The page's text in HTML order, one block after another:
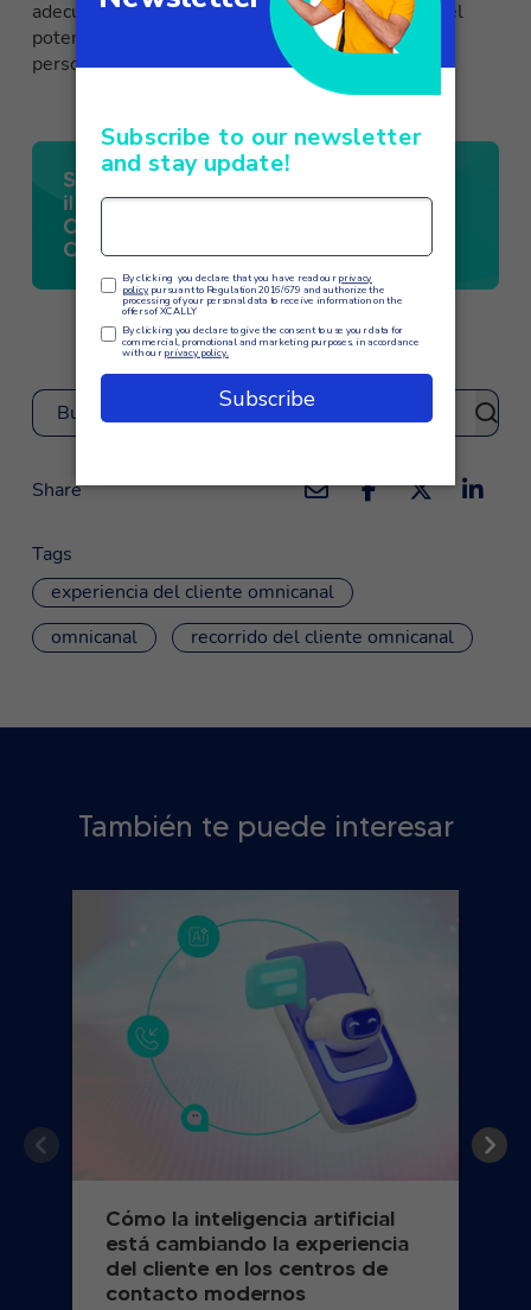
adecuado para una empresa que decide explotar el
potencial de una suite omnicanal escalable y
personalizable.
Buscar
Share
Tags
experiencia del cliente omnicanal
omnicanal
recorrido del cliente omnicanal
También te puede interesar
Cómo la inteligencia artificial
está cambiando la experiencia
del cliente en los centros de
contacto modernos